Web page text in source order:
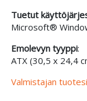
Tuetut
Microsoft®
Emolevyn tyyppi:
ATX (30,5 x 24,4
Valmistajan